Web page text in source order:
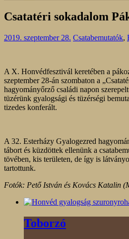
Csatatéri sokadalom
2019. szeptember 28. Csatabemutatók,
A X. Honvédfesztivál keretében a
szeptember 28-án szombaton a
hagyományőrző családi napon
tüzérünk gyalogsági és tüzérségi
tizedes konferált.
A 32. Esterházy Gyalogezred
tábort és küzdöttek ellenünk a
tövében, kis területen, de így is
tartottunk.
Fotók: Pető István és Kovács Katalin
Toborzó